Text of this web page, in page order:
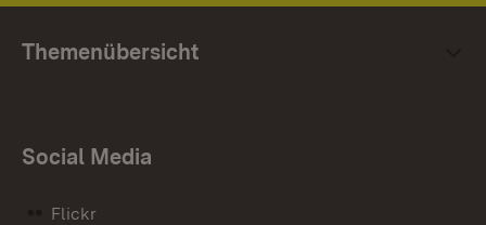
Themenübersicht
Social Media
Flickr